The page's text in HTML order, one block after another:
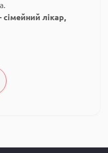
лікар,